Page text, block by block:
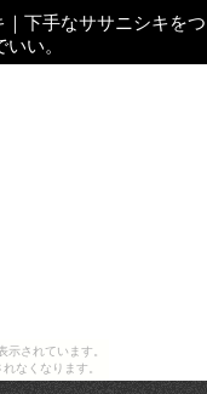
されています。
なくなります。
｜ 下手なササニシキをつ
い。